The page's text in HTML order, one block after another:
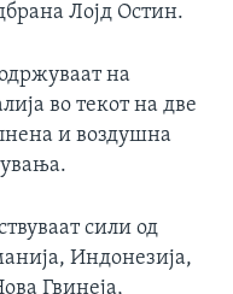
Лојд Остин.
на
во текот на две
и воздушна
сили од
Индонезија,
Гвинеја,